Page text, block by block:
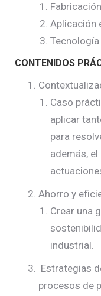
Aplicación
CONTENIDOS
Caso
aplicar
para
además,
Ahorro y
Crear una
industrial.
Estrategias
procesos de